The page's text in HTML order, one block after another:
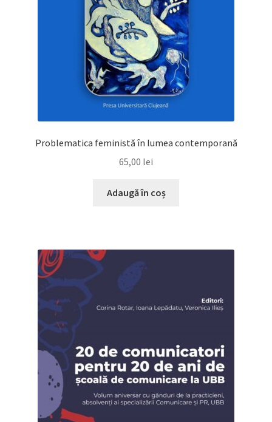
Problematica feministă în lumea contemporană
65,00 lei
Adaugă în coș